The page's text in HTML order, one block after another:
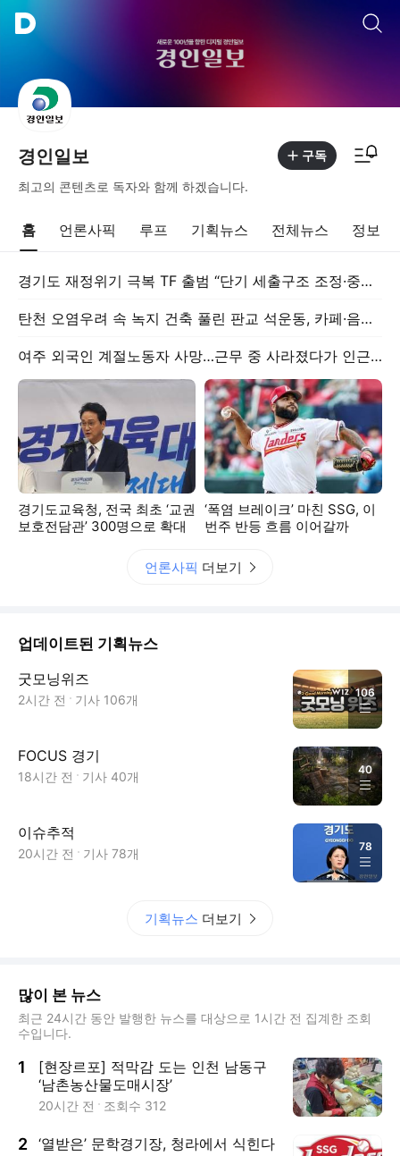
경인일보 구독
최고의 콘텐츠로 독자와 함께 하겠습니다.
홈 언론사픽 루프 기획뉴스 전체뉴스 정보
경기도 재정위기 극복 TF 출범 “단기 세출구조 조정·중장기 세입제도 개혁”
탄천 오염우려 속 녹지 건축 풀린 판교 석운동, 카페·음식점 ‘우후죽순’
여주 외국인 계절노동자 사망…근무 중 사라졌다가 인근 수풀에서 발견
경기도교육청, 전국 최초 ‘교권
보호전담관’ 300명으로 확대
‘폭염 브레이크’ 마친 SSG, 이
번주 반등 흐름 이어갈까
언론사픽 더보기
업데이트된 기획뉴스
굿모닝위즈
2시간 전 기사 106개 106
FOCUS 경기
18시간 전 기사 40개 40
이슈추적
20시간 전 기사 78개 78
기획뉴스 더보기
많이 본 뉴스
최근 24시간 동안 발행한 뉴스를 대상으로 1시간 전 집계한 조회
수입니다.
1
[현장르포] 적막감 도는 인천 남동구
‘남촌농산물도매시장’
20시간 전 조회수 312
2 ‘열받은’ 문학경기장, 청라에서 식힌다